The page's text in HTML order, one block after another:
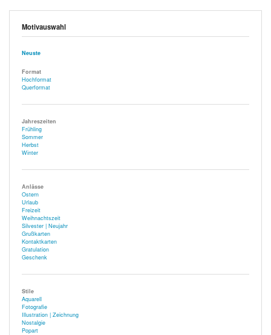
Motivauswahl
Neuste
Format
Hochformat
Querformat
Jahreszeiten
Frühling
Sommer
Herbst
Winter
Anlässe
Ostern
Urlaub
Freizeit
Weihnachtszeit
Silvester | Neujahr
Grußkarten
Kontaktkarten
Gratulation
Geschenk
Stile
Aquarell
Fotografie
Illustration | Zeichnung
Nostalgie
Popart